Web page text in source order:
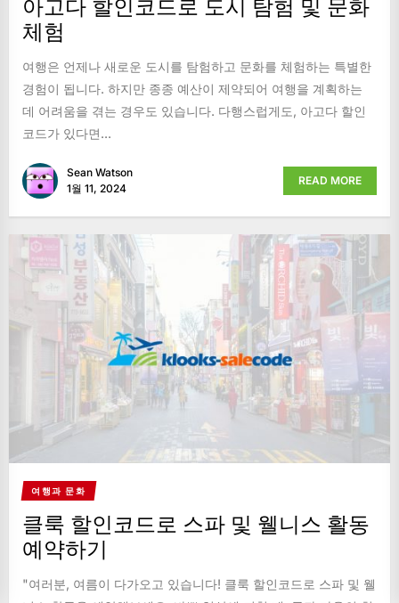
체험
여행은 언제나 새로운 도시를 탐험하고 문화를 체험하는 특별한
경험이 됩니다. 하지만 종종 예산이 제약되어 여행을 계획하는
데 어려움을 겪는 경우도 있습니다. 다행스럽게도, 아고다 할인
코드가 있다면...
Sean Watson
1월 11, 2024
READ MORE
여행과 문화
클룩 할인코드로 스파 및 웰니스 활동
예약하기
"여러분, 여름이 다가오고 있습니다! 클룩 할인코드로 스파 및 웰